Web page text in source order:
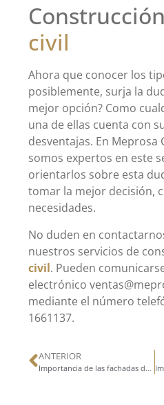
civil
Ahora que conocer los
posiblemente, surja la
mejor opción? Como
una de ellas cuenta con
desventajas. En
somos expertos en este
orientarlos sobre esta
tomar la mejor decisión,
necesidades.
No duden en
nuestros servicios de
civil. Pueden
electrónico
mediante el número
1661137.
ANTERIOR
Importancia de las fachadas de las bodegas industriales